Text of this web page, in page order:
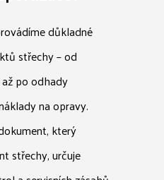
důkladné
střechy – od
po odhady
na opravy.
který
střechy, určuje